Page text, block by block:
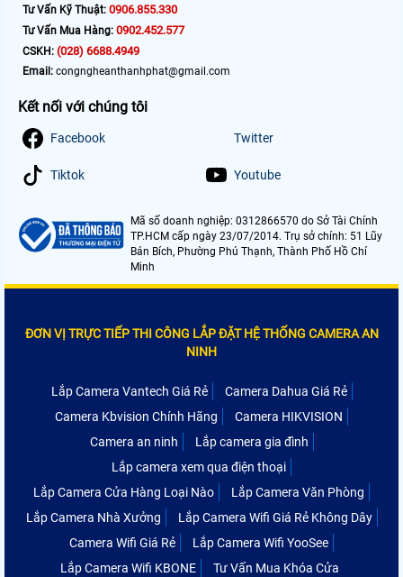
Tư Vấn Kỹ Thuật: 0906.855.330
Tư Vấn Mua Hàng: 0902.452.577
CSKH: (028) 6688.4949
Email: congngheanthanhphat@gmail.com
Kết nối với chúng tôi
Facebook Twitter
Tiktok Youtube
Mã số doanh nghiệp: 0312866570 do Sở Tài Chính
TP.HCM cấp ngày 23/07/2014. Trụ sở chính: 51 Lũy
Bán Bích, Phường Phú Thạnh, Thành Phố Hồ Chí
Minh
ĐƠN VỊ TRỰC TIẾP THI CÔNG LẮP ĐẶT HỆ THỐNG CAMERA AN
NINH
Lắp Camera Vantech Giá Rẻ
Camera Dahua Giá Rẻ
Camera Kbvision Chính Hãng
Camera HIKVISION
Camera an ninh
Lắp camera gia đình
Lắp camera xem qua điện thoại
Lắp Camera Cửa Hàng Loại Nào
Lắp Camera Văn Phòng
Lắp Camera Nhà Xưởng
Lắp Camera Wifi Giá Rẻ Không Dây
Camera Wifi Giá Rẻ
Lắp Camera Wifi YooSee
Lắp Camera Wifi KBONE
Tư Vấn Mua Khóa Cửa